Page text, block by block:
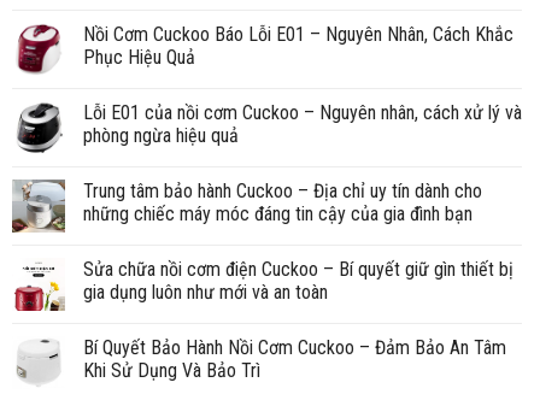
Nồi Cơm Cuckoo Báo Lỗi E01 – Nguyên Nhân, Cách Khắc
Phục Hiệu Quả
Lỗi E01 của nồi cơm Cuckoo – Nguyên nhân, cách xử lý và
phòng ngừa hiệu quả
Trung tâm bảo hành Cuckoo – Địa chỉ uy tín dành cho
những chiếc máy móc đáng tin cậy của gia đình bạn
Sửa chữa nồi cơm điện Cuckoo – Bí quyết giữ gìn thiết bị
gia dụng luôn như mới và an toàn
Bí Quyết Bảo Hành Nồi Cơm Cuckoo – Đảm Bảo An Tâm
Khi Sử Dụng Và Bảo Trì